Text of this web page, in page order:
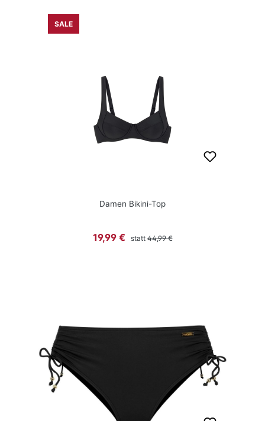
SALE
Damen Bikini-Top
Verkaufspreis:
19,99 € statt Regulärer Preis:
44,99 €